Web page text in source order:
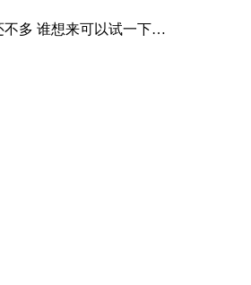
不多 谁想来可以试一下…